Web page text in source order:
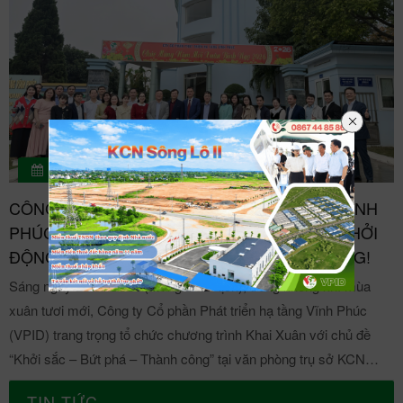
25/02/2026
CÔNG TY CỔ PHẦN PHÁT TRIỂN HẠ TẦNG VĨNH
PHÚC (VPID) KHAI XUÂN BÍNH NGỌ 2026 - KHỞI
ĐỘNG THỊNH VƯỢNG - MÃ ĐÁO THÀNH CÔNG!
Sáng ngày 22/02/2026 (mùng 6 âm lịch), trong không khí mùa
xuân tươi mới, Công ty Cổ phần Phát triển hạ tầng Vĩnh Phúc
(VPID) trang trọng tổ chức chương trình Khai Xuân với chủ đề
“Khởi sắc – Bứt phá – Thành công” tại văn phòng trụ sở KCN
Khai Quang và KCN Sông Lô II, đánh dấu thời khắc khởi đầu cho